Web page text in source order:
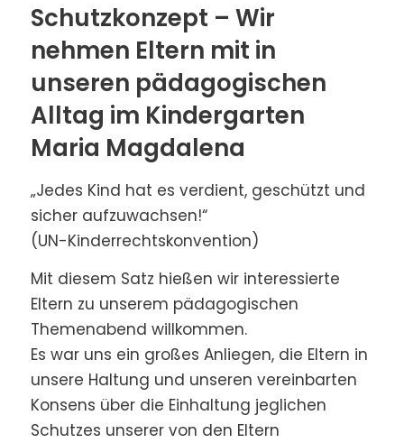
Schutzkonzept – Wir
nehmen Eltern mit in
unseren pädagogischen
Alltag im Kindergarten
Maria Magdalena
„Jedes Kind hat es verdient, geschützt und
sicher aufzuwachsen!“
(UN-Kinderrechtskonvention)
Mit diesem Satz hießen wir interessierte
Eltern zu unserem pädagogischen
Themenabend willkommen.
Es war uns ein großes Anliegen, die Eltern in
unsere Haltung und unseren vereinbarten
Konsens über die Einhaltung jeglichen
Schutzes unserer von den Eltern